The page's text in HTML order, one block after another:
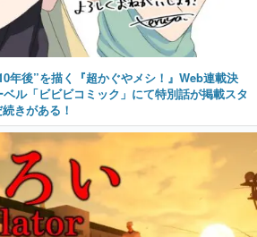
年後”を描く『超かぐやメシ！』Web連載決
ル「ビビビコミック」にて特別話が掲載スタ
きがある！